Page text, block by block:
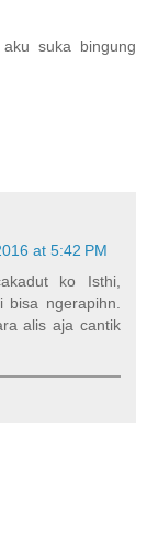
suka bingung
at 5:42 PM
ko Isthi,
bisa ngerapihn.
alis aja cantik